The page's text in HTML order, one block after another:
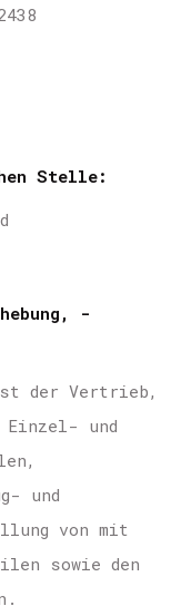
Stelle:
-
ist der Vertrieb,
Einzel- und
und
von mit
sowie den